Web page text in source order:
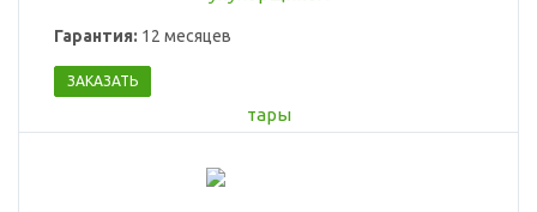
Гарантия: 12 месяцев
ЗАКАЗАТЬ